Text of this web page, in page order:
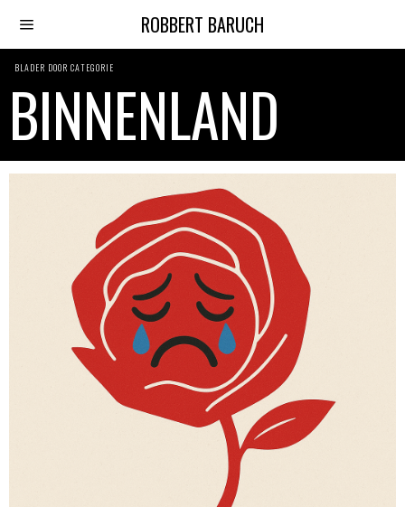
ROBBERT BARUCH
BLADER DOOR CATEGORIE
BINNENLAND